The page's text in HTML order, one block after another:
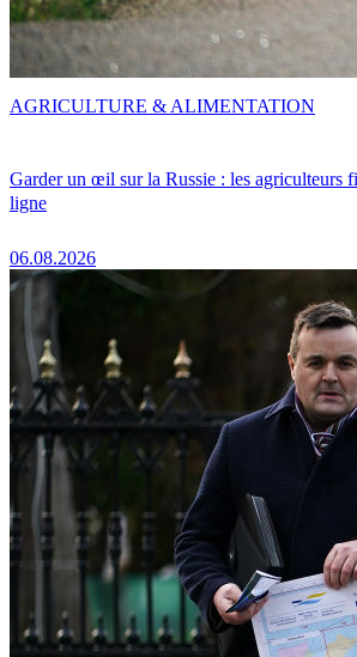
Garder un œil sur la Russie : les agriculteurs
ligne
06.08.2026
AGRICULTURE & ALIMENTATION